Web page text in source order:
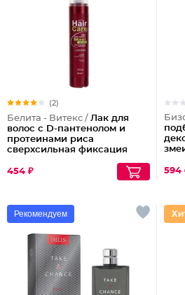
(2)
Белита - Витекс / Лак для
волос с D-пантенолом и
протеинами риса
сверхсильная фиксация
454 ₽
594
Рекомендуем